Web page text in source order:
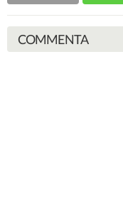
COMMENTA